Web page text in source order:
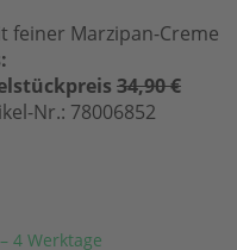
feiner Marzipan-Creme
34,90 €
Nr.: 78006852
4 Werktage